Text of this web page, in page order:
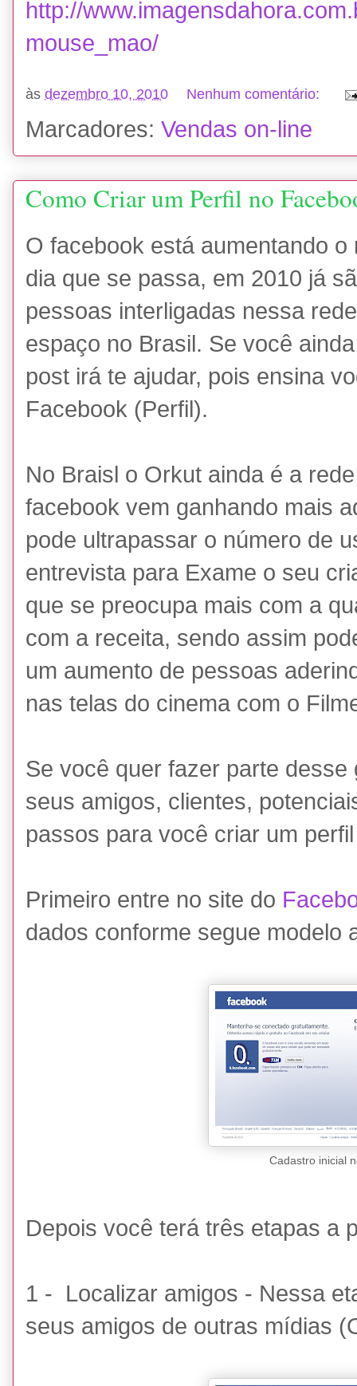
http://
mouse_mao/
às dezembro 10, 2010 Nenhum comentário:
Marcadores: Vendas on-line
Como Criar um Perfil no
O facebook está aumentando
dia que se passa, em 2010 já
pessoas interligadas nessa
espaço no Brasil. Se você
post irá te ajudar, pois ensina
Facebook (Perfil).
No Braisl o Orkut ainda é a
facebook vem ganhando mais
pode ultrapassar o número de
entrevista para Exame o seu
que se preocupa mais com a
com a receita, sendo assim
um aumento de pessoas
nas telas do cinema com o
Se você quer fazer parte
seus amigos, clientes,
passos para você criar um
Primeiro entre no site do
dados conforme segue modelo
Cadastro inicial
Depois você terá três etapas a
1 - Localizar amigos - Nessa
seus amigos de outras mídias